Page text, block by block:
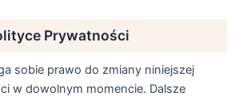
Prywatności
sobie prawo do zmiany niniejszej
w dowolnym momencie. Dalsze